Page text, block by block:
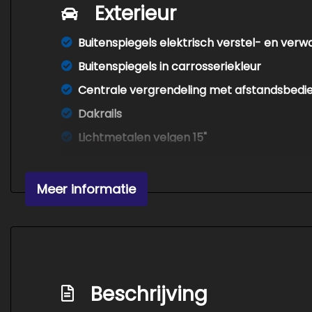
Exterieur
Buitenspiegels elektrisch verstel- en
Buitenspiegels in carrosseriekleur
Centrale vergrendeling met
Dakrails
Lichtmetalen velgen 15"
Meer informatie
Beschrijving